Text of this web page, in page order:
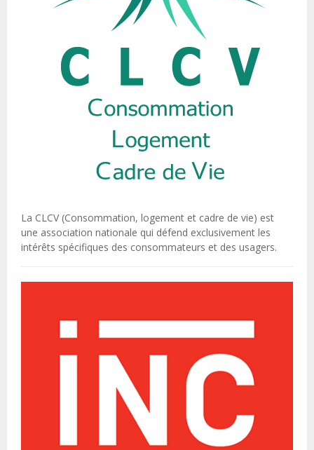
La CLCV (Consommation, logement et cadre de vie) est
une association nationale qui défend exclusivement les
intérêts spécifiques des consommateurs et des usagers.